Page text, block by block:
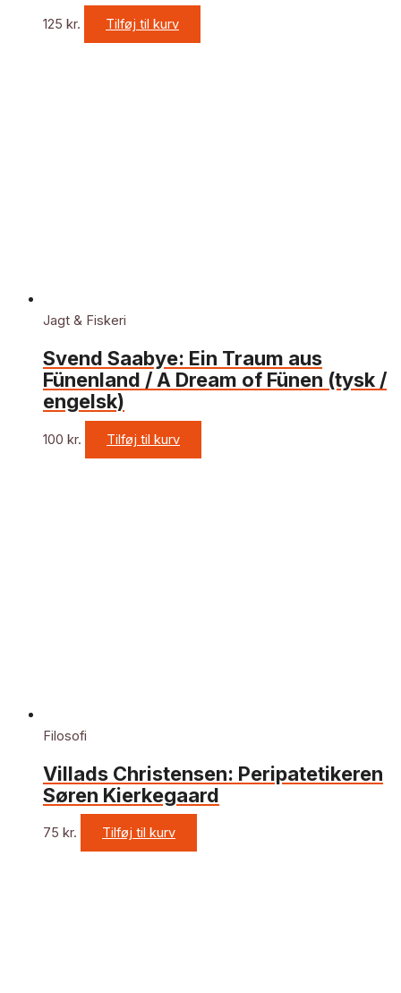
125 kr. Tilføj til kurv
Jagt & Fiskeri
Svend Saabye: Ein Traum aus
Fünenland / A Dream of Fünen (tysk /
engelsk)
100 kr. Tilføj til kurv
Filosofi
Villads Christensen: Peripatetikeren
Søren Kierkegaard
75 kr. Tilføj til kurv